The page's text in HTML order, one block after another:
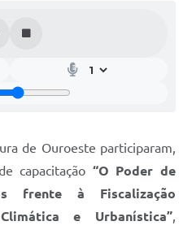
de Ouroeste participaram,
capacitação “O Poder de
frente à Fiscalização
e Urbanística”